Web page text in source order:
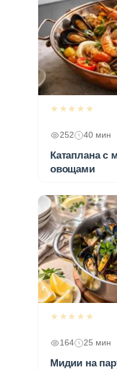
★★★★★
252 40 мин
Катаплана с
овощами
★★★★★
164 25 мин
Мидии на